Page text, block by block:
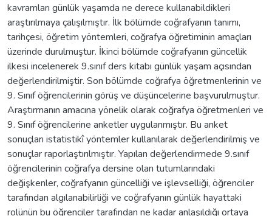
kavramları günlük yaşamda ne derece kullanabildikleri
araştırılmaya çalışılmıştır. İlk bölümde coğrafyanın tanımı,
tarihçesi, öğretim yöntemleri, coğrafya öğretiminin amaçları
üzerinde durulmuştur. İkinci bölümde coğrafyanın güncellik
ilkesi incelenerek 9.sınıf ders kitabı günlük yaşam açısından
değerlendirilmiştir. Son bölümde coğrafya öğretmenlerinin ve
9. Sınıf öğrencilerinin görüş ve düşüncelerine başvurulmuştur.
Araştırmanın amacına yönelik olarak coğrafya öğretmenleri ve
9. Sınıf öğrencilerine anketler uygulanmıştır. Bu anket
sonuçları istatistikî yöntemler kullanılarak değerlendirilmiş ve
sonuçlar raporlaştırılmıştır. Yapılan değerlendirmede 9.sınıf
öğrencilerinin coğrafya dersine olan tutumlarındaki
değişkenler, coğrafyanın güncelliği ve işlevselliği, öğrenciler
tarafından algılanabilirliği ve coğrafyanın günlük hayattaki
rolünün bu öğrenciler tarafından ne kadar anlaşıldığı ortaya